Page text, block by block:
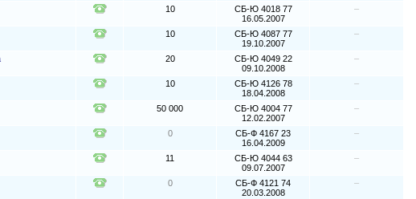
10
СБ-Ю 4018 77
16.05.2007
–
10
СБ-Ю 4087 77
19.10.2007
–
20
СБ-Ю 4049 22
09.10.2008
–
10
СБ-Ю 4126 78
18.04.2008
–
50 000
СБ-Ю 4004 77
12.02.2007
–
0
СБ-Ф 4167 23
16.04.2009
–
11
СБ-Ю 4044 63
09.07.2007
–
0
СБ-Ф 4121 74
20.03.2008
–